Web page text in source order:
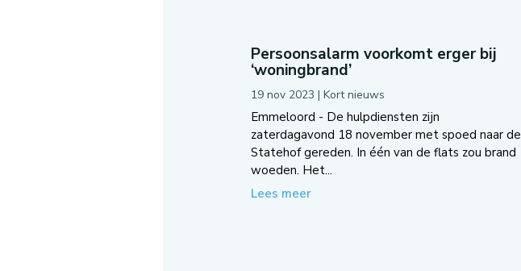
Persoonsalarm voorkomt erger bij
‘woningbrand’
19 nov 2023 | Kort nieuws
Emmeloord - De hulpdiensten zijn
zaterdagavond 18 november met spoed naar de
Statehof gereden. In één van de flats zou brand
woeden. Het...
Lees meer